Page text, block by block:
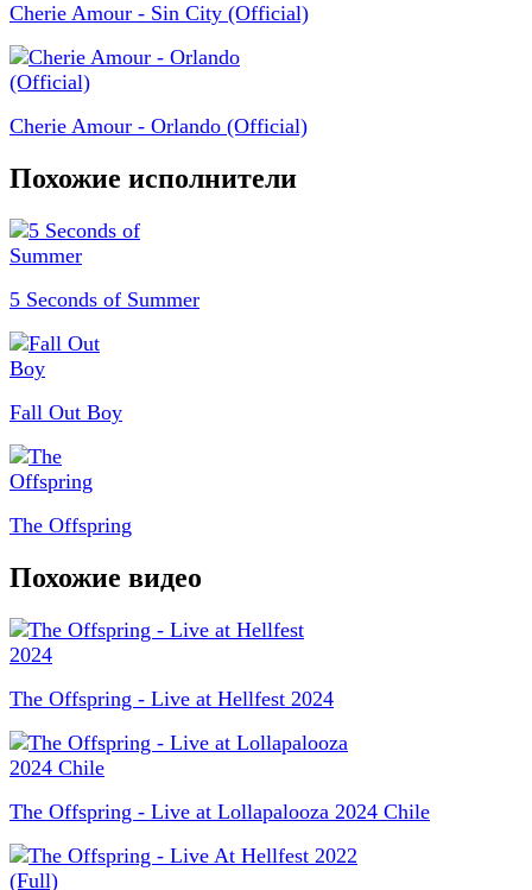
Cherie Amour - Sin City (Official)
Cherie Amour - Orlando (Official)
Похожие исполнители
5 Seconds of Summer
Fall Out Boy
The Offspring
Похожие видео
The Offspring - Live at Hellfest 2024
The Offspring - Live at Lollapalooza 2024 Chile